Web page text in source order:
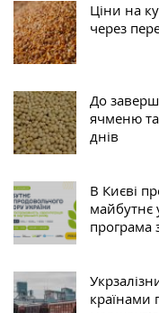
Ціни на
через
До
ячменю
днів
В Києві
майбутнє
програма
країнами